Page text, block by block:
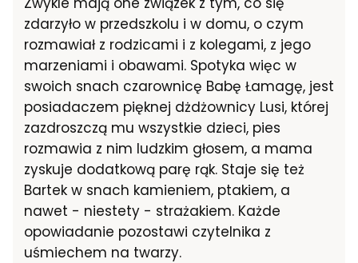
zdarzyło w przedszkolu i w domu, o czym
rozmawiał z rodzicami i z kolegami, z jego
marzeniami i obawami. Spotyka więc w
swoich snach czarownicę Babę Łamagę, jest
posiadaczem pięknej dżdżownicy Lusi, której
zazdroszczą mu wszystkie dzieci, pies
rozmawia z nim ludzkim głosem, a mama
zyskuje dodatkową parę rąk. Staje się też
Bartek w snach kamieniem, ptakiem, a
nawet - niestety - strażakiem. Każde
opowiadanie pozostawi czytelnika z
uśmiechem na twarzy.